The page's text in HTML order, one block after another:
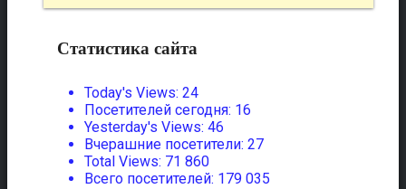
Статистика сайта
Today's Views: 24
Посетителей сегодня: 16
Yesterday's Views: 46
Вчерашние посетители: 27
Total Views: 71 860
Всего посетителей: 179 035